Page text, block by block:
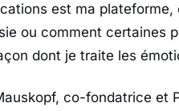
est ma
ou comment certaines
dont je traite les
co-fondatrice et